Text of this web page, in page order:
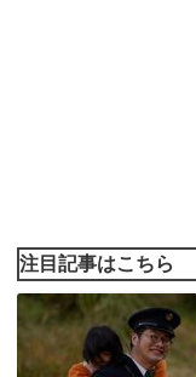
注目記事はこちら